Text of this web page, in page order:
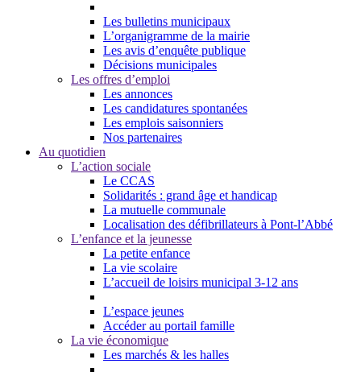
Les bulletins municipaux
L’organigramme de la mairie
Les avis d’enquête publique
Décisions municipales
Les offres d’emploi
Les annonces
Les candidatures spontanées
Les emplois saisonniers
Nos partenaires
Au quotidien
L’action sociale
Le CCAS
Solidarités : grand âge et handicap
La mutuelle communale
Localisation des défibrillateurs à Pont-l’Abbé
L’enfance et la jeunesse
La petite enfance
La vie scolaire
L’accueil de loisirs municipal 3-12 ans
L’espace jeunes
Accéder au portail famille
La vie économique
Les marchés & les halles